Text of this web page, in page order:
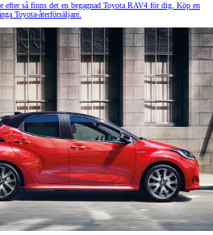
så finns det en begagnad Toyota RAV4 för dig. Köp en
Toyota-återförsäljare.